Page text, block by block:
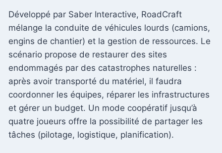
Développé par Saber Interactive, RoadCraft
mélange la conduite de véhicules lourds (camions,
engins de chantier) et la gestion de ressources. Le
scénario propose de restaurer des sites
endommagés par des catastrophes naturelles :
après avoir transporté du matériel, il faudra
coordonner les équipes, réparer les infrastructures
et gérer un budget. Un mode coopératif jusqu’à
quatre joueurs offre la possibilité de partager les
tâches (pilotage, logistique, planification).